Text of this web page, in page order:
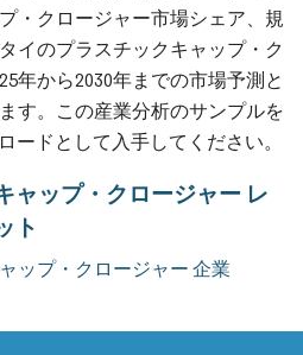
・クロージャー市場シェア、規
イのプラスチックキャップ・ク
年から2030年までの市場予測と
す。この産業分析のサンプルを
ードとして入手してください。
ャップ・クロージャー レ
ト
ップ・クロージャー 企業